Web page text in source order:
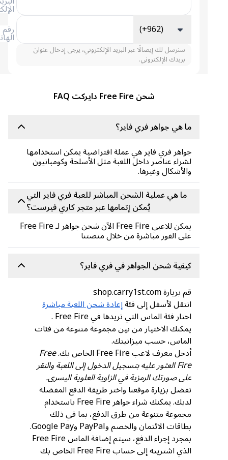
الإلكتروني
الهاتف (+962)
سنرسل لك إيصالًا عبر البريد الإلكتروني، يرجى إدخال عنوان
بريدك الإلكتروني.
شحن Free Fire دايركت FAQ
ما هي جواهر فري فاير؟
جواهر فري فاير هي عملة افتراضية يمكن استخدامها
لشراء عناصر داخل اللعبة مثل الأسلحة وكومبانيون
والأشكال وغيرها.
ما هي عملية الشحن المباشر للعبة فري فاير التي
يُمكن إتمامها عبر متجر كاري فيرست؟
يمكن للاعبي Free Fire الآن شحن جواهر لـ Free Fire
على الفور مباشرة من خلال منصتنا
كيفية شحن الجواهر في فري فاير؟
قم بزيارة shop.carry1st.com
انتقل لأسفل إلى فئةإعادة شحن اللعبة مباشرة
اختار فئة الماس التي تريدها في Free Fire .
يمكنك الاختيار من بين مجموعة متنوعة من فئات
الماس، حسب ميزانيتك.
أدخل معرف لاعب Free Fire الخاص بك. Free
Fire العثور عليه بتسجيل الدخول إلى اللعبة والنقر
على صورتك الرمزية في الزاوية العلوية اليسرى.
تفضل بزيارة موقعنا واختر طريقة الدفع المفضلة
لديك. يمكنك شراء جواهر Free Fire باستخدام
مجموعة متنوعة من طرق الدفع، بما في ذلك
بطاقات الائتمان والخصم وPayPal وGoogle Pay.
بمجرد إجراء الدفع، سيتم إضافة الماس Free Fire
الذي اشتريته إلى حساب Free Fire الخاص بك